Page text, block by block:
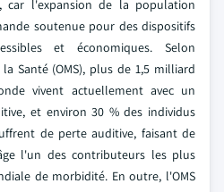
car l'expansion de la population
soutenue pour des dispositifs
et économiques. Selon
Santé (OMS), plus de 1,5 milliard
vivent actuellement avec un
et environ 30 % des individus
de perte auditive, faisant de
l'un des contributeurs les plus
de morbidité. En outre, l'OMS